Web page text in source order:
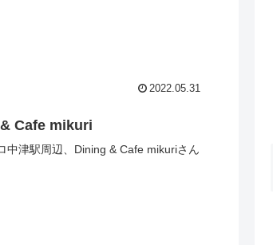
2022.05.31
Cafe mikuri
中津駅周辺、Dining & Cafe mikuriさん